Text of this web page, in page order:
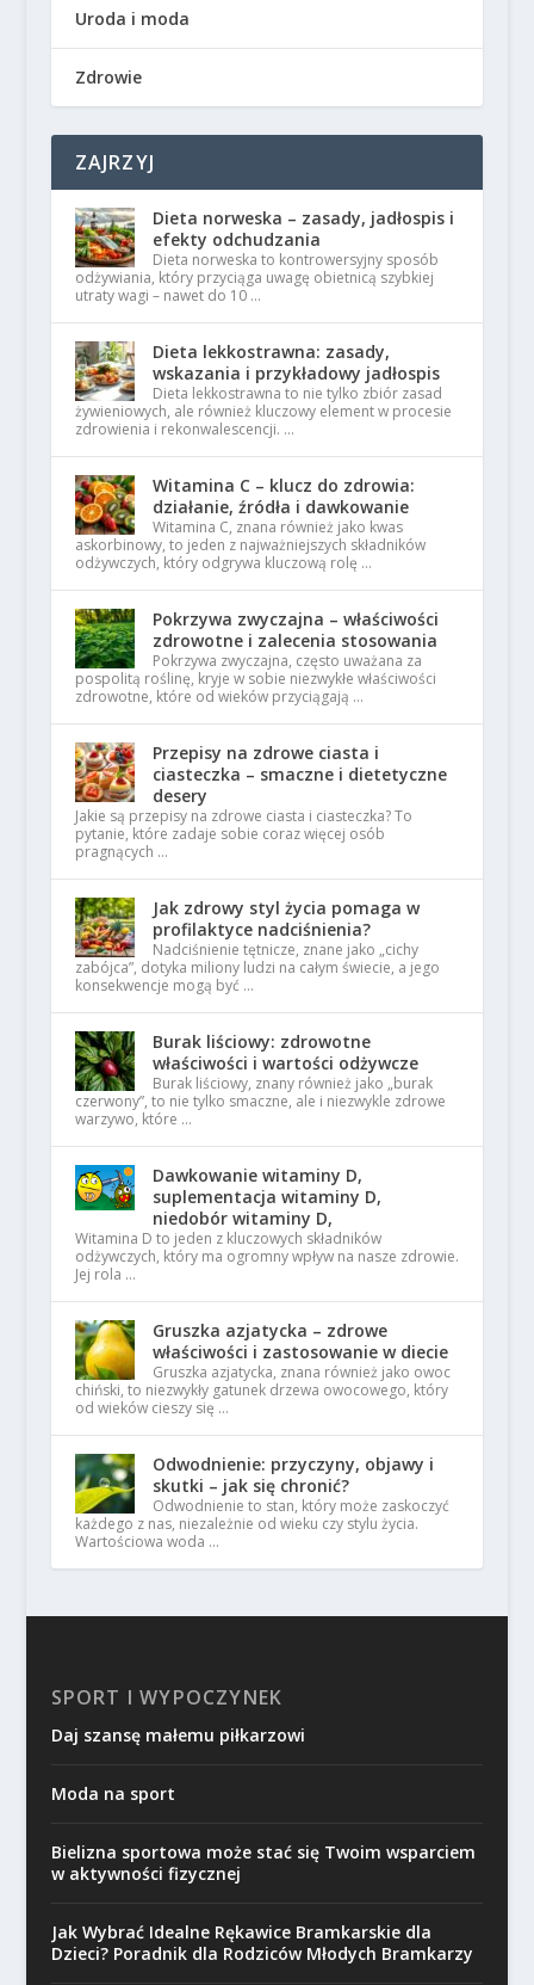
Uroda i moda
Zdrowie
ZAJRZYJ
Dieta norweska – zasady, jadłospis i
efekty odchudzania
Dieta norweska to kontrowersyjny sposób
odżywiania, który przyciąga uwagę obietnicą szybkiej
utraty wagi – nawet do 10 …
Dieta lekkostrawna: zasady,
wskazania i przykładowy jadłospis
Dieta lekkostrawna to nie tylko zbiór zasad
żywieniowych, ale również kluczowy element w procesie
zdrowienia i rekonwalescencji. …
Witamina C – klucz do zdrowia:
działanie, źródła i dawkowanie
Witamina C, znana również jako kwas
askorbinowy, to jeden z najważniejszych składników
odżywczych, który odgrywa kluczową rolę …
Pokrzywa zwyczajna – właściwości
zdrowotne i zalecenia stosowania
Pokrzywa zwyczajna, często uważana za
pospolitą roślinę, kryje w sobie niezwykłe właściwości
zdrowotne, które od wieków przyciągają …
Przepisy na zdrowe ciasta i
ciasteczka – smaczne i dietetyczne
desery
Jakie są przepisy na zdrowe ciasta i ciasteczka? To
pytanie, które zadaje sobie coraz więcej osób
pragnących …
Jak zdrowy styl życia pomaga w
profilaktyce nadciśnienia?
Nadciśnienie tętnicze, znane jako „cichy
zabójca”, dotyka miliony ludzi na całym świecie, a jego
konsekwencje mogą być …
Burak liściowy: zdrowotne
właściwości i wartości odżywcze
Burak liściowy, znany również jako „burak
czerwony”, to nie tylko smaczne, ale i niezwykle zdrowe
warzywo, które …
Dawkowanie witaminy D,
suplementacja witaminy D,
niedobór witaminy D,
Witamina D to jeden z kluczowych składników
odżywczych, który ma ogromny wpływ na nasze zdrowie.
Jej rola …
Gruszka azjatycka – zdrowe
właściwości i zastosowanie w diecie
Gruszka azjatycka, znana również jako owoc
chiński, to niezwykły gatunek drzewa owocowego, który
od wieków cieszy się …
Odwodnienie: przyczyny, objawy i
skutki – jak się chronić?
Odwodnienie to stan, który może zaskoczyć
każdego z nas, niezależnie od wieku czy stylu życia.
Wartościowa woda …
SPORT I WYPOCZYNEK
Daj szansę małemu piłkarzowi
Moda na sport
Bielizna sportowa może stać się Twoim wsparciem
w aktywności fizycznej
Jak Wybrać Idealne Rękawice Bramkarskie dla
Dzieci? Poradnik dla Rodziców Młodych Bramkarzy